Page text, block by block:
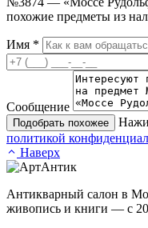
похожие предметы из
Имя *
Сообщение
Подобрать похожее
политикой
Наверх
Антикварный салон в
живопись и книги — с